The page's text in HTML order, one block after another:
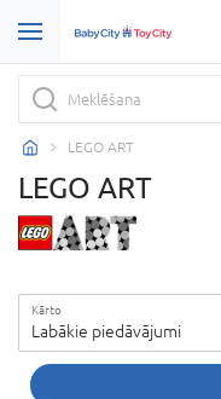
LEGO ART
LEGO ART
Kārto
Labākie piedāvājumi